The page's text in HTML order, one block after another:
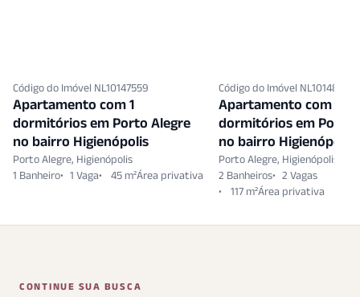
Código do Imóvel NL10147559
Apartamento com 1
dormitórios em Porto Alegre
no bairro Higienópolis
Porto Alegre, Higienópolis
1 Banheiro
1 Vaga 45 m²
Código do Imóvel NL10148622
Apartamento com 3
dormitórios em Porto
no bairro Higienópolis
Porto Alegre, Higienópolis
2 Banheiros
2 Vagas
117 m²
CONTINUE SUA BUSCA